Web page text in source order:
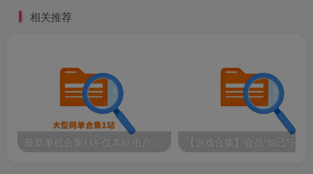
修改记得备份数据，出错无法恢复！一切修改，与本店
（站）无关！
------------------------------------------------------
相关推荐